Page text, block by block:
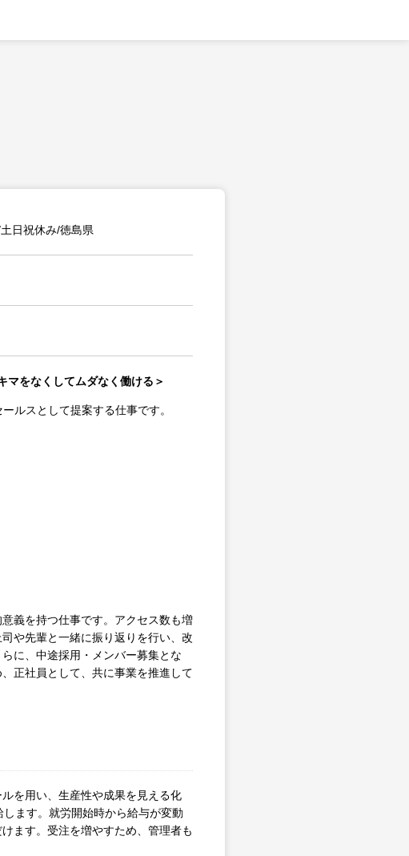
日祝休み/徳島県
マをなくしてムダなく働ける＞
ルスとして提案する仕事です。
義を持つ仕事です。アクセス数も増
や先輩と一緒に振り返りを行い、改
に、中途採用・メンバー募集とな
正社員として、共に事業を推進して
を用い、生産性や成果を見える化
ます。就労開始時から給与が変動
ます。受注を増やすため、管理者も